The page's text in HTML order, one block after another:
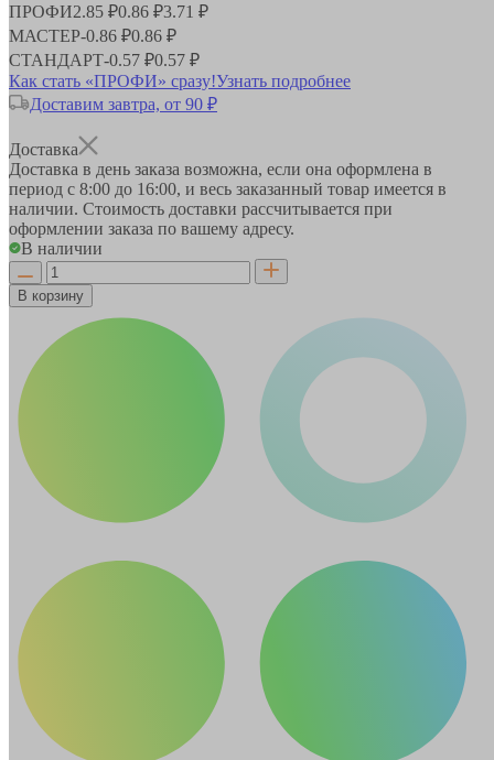
ПРОФИ2.85 ₽0.86 ₽3.71 ₽
МАСТЕР-0.86 ₽0.86 ₽
СТАНДАРТ-0.57 ₽0.57 ₽
Как стать «ПРОФИ» сразу!Узнать подробнее
Доставим завтра, от 90 ₽
Доставка
Доставка в день заказа возможна, если она оформлена в
период с 8:00 до 16:00, и весь заказанный товар имеется в
наличии. Стоимость доставки рассчитывается при
оформлении заказа по вашему адресу.
В наличии
В корзину